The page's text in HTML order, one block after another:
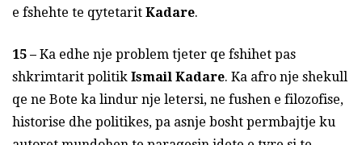
e fshehte te qytetarit Kadare.
15 – Ka edhe nje problem tjeter qe fshihet pas
shkrimtarit politik Ismail Kadare. Ka afro nje shekull
qe ne Bote ka lindur nje letersi, ne fushen e filozofise,
historise dhe politikes, pa asnje bosht permbajtje ku